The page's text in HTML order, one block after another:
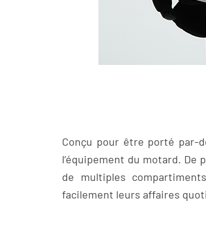
Conçu pour être porté par-
l’équipement du motard.
de multiples
facilement leurs affaires